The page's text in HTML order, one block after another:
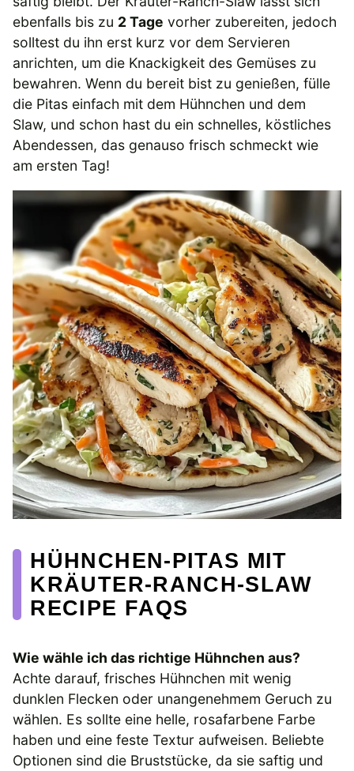
ebenfalls bis zu 2 Tage vorher zubereiten, jedoch
solltest du ihn erst kurz vor dem Servieren
anrichten, um die Knackigkeit des Gemüses zu
bewahren. Wenn du bereit bist zu genießen, fülle
die Pitas einfach mit dem Hühnchen und dem
Slaw, und schon hast du ein schnelles, köstliches
Abendessen, das genauso frisch schmeckt wie
am ersten Tag!
HÜHNCHEN-PITAS MIT
KRÄUTER-RANCH-SLAW
RECIPE FAQS
Wie wähle ich das richtige Hühnchen aus?
Achte darauf, frisches Hühnchen mit wenig
dunklen Flecken oder unangenehmem Geruch zu
wählen. Es sollte eine helle, rosafarbene Farbe
haben und eine feste Textur aufweisen. Beliebte
Optionen sind die Bruststücke, da sie saftig und